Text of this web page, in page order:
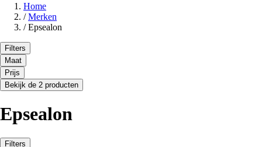
Home
/ Merken
/ Epsealon
Filters
Maat
Prijs
Bekijk de 2 producten
Epsealon
Filters